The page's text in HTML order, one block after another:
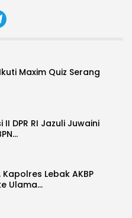
Maxim Quiz Serang
DPR RI Jazuli Juwaini
Lebak AKBP
Ulama…